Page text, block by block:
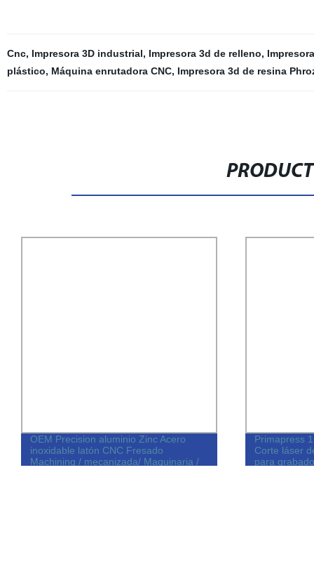
Cnc, Impresora 3D industrial, Impresora 3d de relleno,
plástico, Máquina enrutadora CNC, Impresora 3d de resina
OEM Precision aluminio Zinc Acero
inoxidable latón CNC Fresado
Machining / mecanizada/ Maquinaria /
Primapress
Corte láser
para